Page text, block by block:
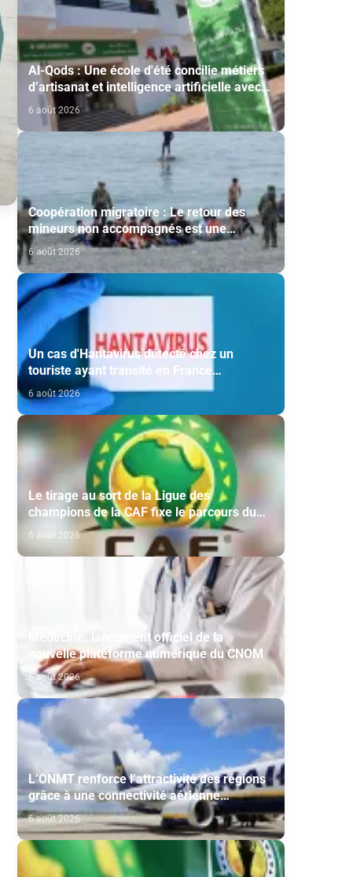
Al-Qods : Une école d'été concilie métiers
d’artisanat et intelligence artificielle avec
le soutien de l'Agence Bayt Mal Al-Qods
Acharif
6 août 2026
Coopération migratoire : Le retour des
mineurs non accompagnés est une
question de principe basée sur les Hautes
Instructions Royales (source diplomatique)
6 août 2026
Un cas d'Hantavirus détecté chez un
touriste ayant transité en France
(ministère)
6 août 2026
Le tirage au sort de la Ligue des
champions de la CAF fixe le parcours du
Maghreb de Fès et de la RS Berkane
6 août 2026
Médecine: lancement officiel de la
nouvelle plateforme numérique du CNOM
6 août 2026
L’ONMT renforce l’attractivité des régions
grâce à une connectivité aérienne
historique de Ryanair
6 août 2026